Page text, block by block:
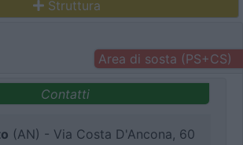
Struttura
Area di sosta (PS+CS)
Contatti
(AN) - Via Costa D'Ancona, 60